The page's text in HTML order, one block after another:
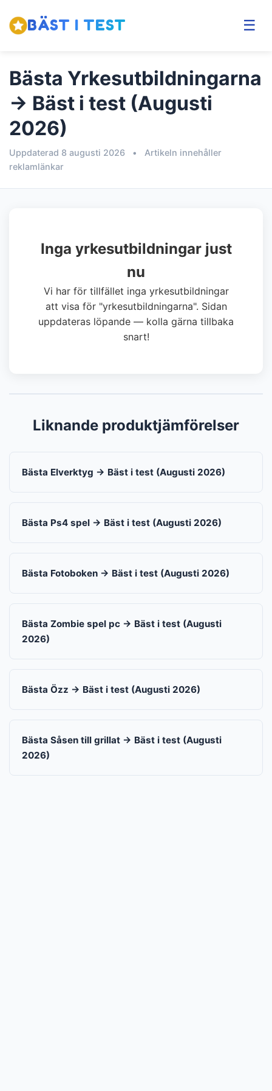
BÄST I TEST ☰
Bästa Yrkesutbildningarna
→ Bäst i test (Augusti
2026)
Uppdaterad 8 augusti 2026 •
Artikeln innehåller
reklamlänkar
Inga yrkesutbildningar just
nu
Vi har för tillfället inga yrkesutbildningar
att visa för "yrkesutbildningarna". Sidan
uppdateras löpande — kolla gärna tillbaka
snart!
Liknande produktjämförelser
Bästa Elverktyg → Bäst i test (Augusti 2026)
Bästa Ps4 spel → Bäst i test (Augusti 2026)
Bästa Fotoboken → Bäst i test (Augusti 2026)
Bästa Zombie spel pc → Bäst i test (Augusti
2026)
Bästa Özz → Bäst i test (Augusti 2026)
Bästa Såsen till grillat → Bäst i test (Augusti
2026)